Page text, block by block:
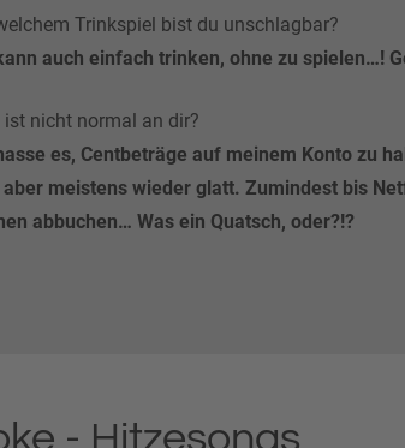
Trinkspiel bist du unschlagbar?
auch einfach trinken, ohne zu spielen…!
ist nicht normal an dir?
es, Centbeträge auf meinem Konto zu
aber meistens wieder glatt. Zumindest bis
abbuchen… Was ein Quatsch, oder?!?
- Hitzesongs